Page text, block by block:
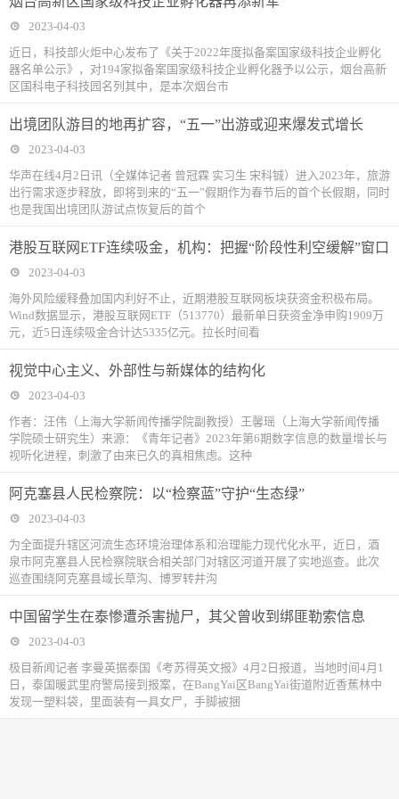
2023-04-03
近日，科技部火炬中心发布了《关于2022年度拟备案国家级科技企业孵化
器名单公示》，对194家拟备案国家级科技企业孵化器予以公示，烟台高新
区国科电子科技园名列其中，是本次烟台市
出境团队游目的地再扩容，“五一”出游或迎来爆发式增长
2023-04-03
华声在线4月2日讯（全媒体记者 曾冠霖 实习生 宋科铖）进入2023年，旅游
出行需求逐步释放，即将到来的“五一”假期作为春节后的首个长假期，同时
也是我国出境团队游试点恢复后的首个
港股互联网ETF连续吸金，机构：把握“阶段性利空缓解”窗口
2023-04-03
海外风险缓释叠加国内利好不止，近期港股互联网板块获资金积极布局。
Wind数据显示，港股互联网ETF（513770）最新单日获资金净申购1909万
元，近5日连续吸金合计达5335亿元。拉长时间看
视觉中心主义、外部性与新媒体的结构化
2023-04-03
作者：汪伟（上海大学新闻传播学院副教授）王馨瑶（上海大学新闻传播
学院硕士研究生）来源：《青年记者》2023年第6期数字信息的数量增长与
视听化进程，刺激了由来已久的真相焦虑。这种
阿克塞县人民检察院：以“检察蓝”守护“生态绿”
2023-04-03
为全面提升辖区河流生态环境治理体系和治理能力现代化水平，近日，酒
泉市阿克塞县人民检察院联合相关部门对辖区河道开展了实地巡查。此次
巡查围绕阿克塞县域长草沟、博罗转井沟
中国留学生在泰惨遭杀害抛尸，其父曾收到绑匪勒索信息
2023-04-03
极目新闻记者 李曼英据泰国《考苏得英文报》4月2日报道，当地时间4月1
日，泰国暖武里府警局接到报案，在BangYai区BangYai街道附近香蕉林中
发现一塑料袋，里面装有一具女尸，手脚被捆